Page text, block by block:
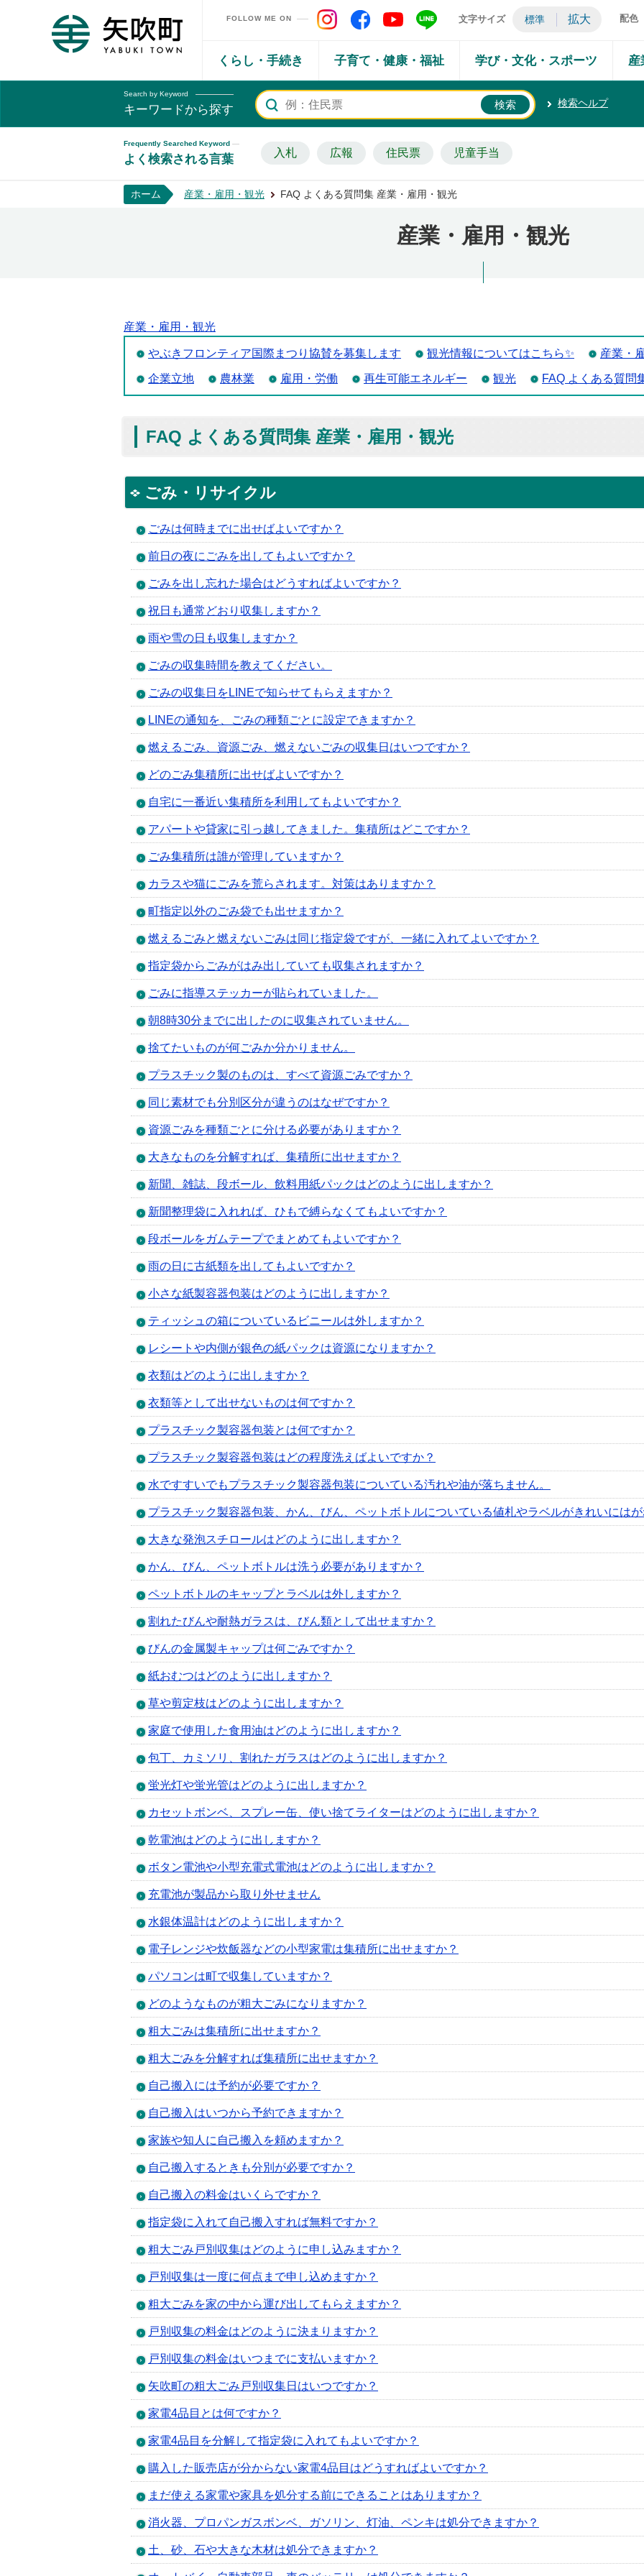
矢吹町ホームページ
FOLLOW ME ON 矢吹町 Instagram
矢吹町 Facebook
矢吹町 YouTube
矢吹町 LINE
文字サイズ 標準 拡大 配色
くらし・手続き 子育て・健康・福祉 学び・文化・スポーツ 産
Search by Keyword
キーワードから探す 検索ヘルプ
Frequently Searched Keyword
よく検索される言葉 入札 広報 住民票 児童手当
ホーム 産業・雇用・観光 FAQ よくある質問集 産業・雇用・観光
産業・雇用・観光
産業・雇用・観光
やぶきフロンティア国際まつり協賛を募集します 観光情報についてはこちら✨ 産業・
企業立地 農林業 雇用・労働 再生可能エネルギー 観光 FAQ よくある質問
FAQ よくある質問集 産業・雇用・観光
ごみ・リサイクル
ごみは何時までに出せばよいですか？
前日の夜にごみを出してもよいですか？
ごみを出し忘れた場合はどうすればよいですか？
祝日も通常どおり収集しますか？
雨や雪の日も収集しますか？
ごみの収集時間を教えてください。
ごみの収集日をLINEで知らせてもらえますか？
LINEの通知を、ごみの種類ごとに設定できますか？
燃えるごみ、資源ごみ、燃えないごみの収集日はいつですか？
どのごみ集積所に出せばよいですか？
自宅に一番近い集積所を利用してもよいですか？
アパートや貸家に引っ越してきました。集積所はどこですか？
ごみ集積所は誰が管理していますか？
カラスや猫にごみを荒らされます。対策はありますか？
町指定以外のごみ袋でも出せますか？
燃えるごみと燃えないごみは同じ指定袋ですが、一緒に入れてよいですか？
指定袋からごみがはみ出していても収集されますか？
ごみに指導ステッカーが貼られていました。
朝8時30分までに出したのに収集されていません。
捨てたいものが何ごみか分かりません。
プラスチック製のものは、すべて資源ごみですか？
同じ素材でも分別区分が違うのはなぜですか？
資源ごみを種類ごとに分ける必要がありますか？
大きなものを分解すれば、集積所に出せますか？
新聞、雑誌、段ボール、飲料用紙パックはどのように出しますか？
新聞整理袋に入れれば、ひもで縛らなくてもよいですか？
段ボールをガムテープでまとめてもよいですか？
雨の日に古紙類を出してもよいですか？
小さな紙製容器包装はどのように出しますか？
ティッシュの箱についているビニールは外しますか？
レシートや内側が銀色の紙パックは資源になりますか？
衣類はどのように出しますか？
衣類等として出せないものは何ですか？
プラスチック製容器包装とは何ですか？
プラスチック製容器包装はどの程度洗えばよいですか？
水ですすいでもプラスチック製容器包装についている汚れや油が落ちません。
プラスチック製容器包装、かん、びん、ペットボトルについている値札やラベルがきれいにはが
大きな発泡スチロールはどのように出しますか？
かん、びん、ペットボトルは洗う必要がありますか？
ペットボトルのキャップとラベルは外しますか？
割れたびんや耐熱ガラスは、びん類として出せますか？
びんの金属製キャップは何ごみですか？
紙おむつはどのように出しますか？
草や剪定枝はどのように出しますか？
家庭で使用した食用油はどのように出しますか？
包丁、カミソリ、割れたガラスはどのように出しますか？
蛍光灯や蛍光管はどのように出しますか？
カセットボンベ、スプレー缶、使い捨てライターはどのように出しますか？
乾電池はどのように出しますか？
ボタン電池や小型充電式電池はどのように出しますか？
充電池が製品から取り外せません
水銀体温計はどのように出しますか？
電子レンジや炊飯器などの小型家電は集積所に出せますか？
パソコンは町で収集していますか？
どのようなものが粗大ごみになりますか？
粗大ごみは集積所に出せますか？
粗大ごみを分解すれば集積所に出せますか？
自己搬入には予約が必要ですか？
自己搬入はいつから予約できますか？
家族や知人に自己搬入を頼めますか？
自己搬入するときも分別が必要ですか？
自己搬入の料金はいくらですか？
指定袋に入れて自己搬入すれば無料ですか？
粗大ごみ戸別収集はどのように申し込みますか？
戸別収集は一度に何点まで申し込めますか？
粗大ごみを家の中から運び出してもらえますか？
戸別収集の料金はどのように決まりますか？
戸別収集の料金はいつまでに支払いますか？
矢吹町の粗大ごみ戸別収集日はいつですか？
家電4品目とは何ですか？
家電4品目を分解して指定袋に入れてもよいですか？
購入した販売店が分からない家電4品目はどうすればよいですか？
まだ使える家電や家具を処分する前にできることはありますか？
消火器、プロパンガスボンベ、ガソリン、灯油、ペンキは処分できますか？
土、砂、石や大きな木材は処分できますか？